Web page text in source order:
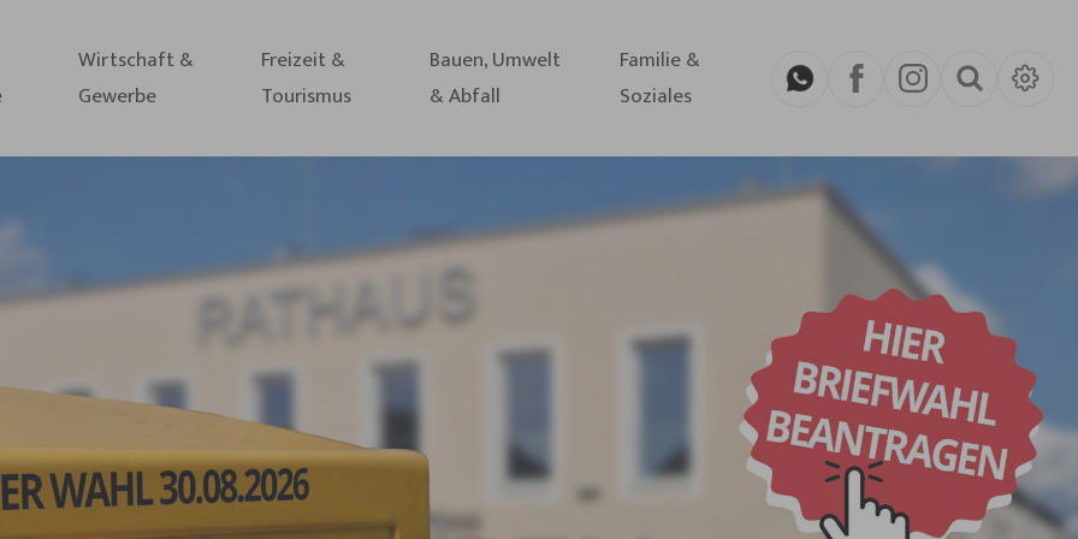
Wirtschaft &
Gewerbe
Freizeit &
Tourismus
Bauen, Umwelt
& Abfall
Familie &
Soziales